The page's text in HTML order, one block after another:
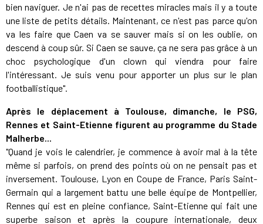
bien naviguer. Je n'ai pas de recettes miracles mais il y a toute
une liste de petits détails. Maintenant, ce n'est pas parce qu'on
va les faire que Caen va se sauver mais si on les oublie, on
descend à coup sûr. Si Caen se sauve, ça ne sera pas grâce à un
choc psychologique d'un clown qui viendra pour faire
l'intéressant. Je suis venu pour apporter un plus sur le plan
footballistique".
Après le déplacement à Toulouse, dimanche, le PSG,
Rennes et Saint-Etienne figurent au programme du Stade
Malherbe...
"Quand je vois le calendrier, je commence à avoir mal à la tête
même si parfois, on prend des points où on ne pensait pas et
inversement. Toulouse, Lyon en Coupe de France, Paris Saint-
Germain qui a largement battu une belle équipe de Montpellier,
Rennes qui est en pleine confiance, Saint-Etienne qui fait une
superbe saison et après la coupure internationale, deux